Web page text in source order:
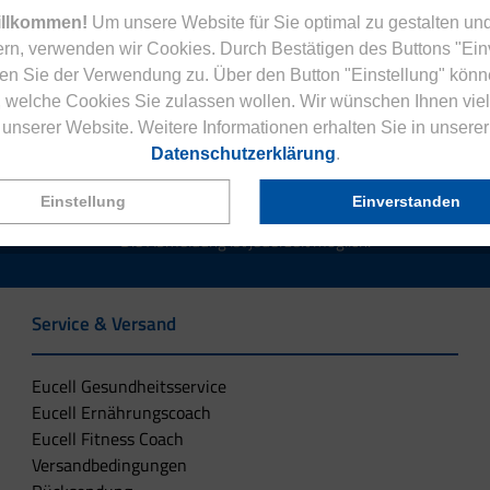
Um unsere Website für Sie optimal zu gestalten
verwenden wir Cookies. Durch Bestätigen des Buttons
Sie der Verwendung zu. Über den Button "Einstellung"
welche Cookies Sie zulassen wollen. Wir wünschen Ihnen
unserer Website. Weitere Informationen erhalten Sie in unserer
Datenschutzerklärung.
Einstellung Einverstanden
Jetzt zum Newsletter anmelden.
Eucell Gesundheitsmagazin und verpassen Sie keine
Die Abmeldung ist jederzeit möglich.
Service & Versand
Eucell Gesundheitsservice
Eucell Ernährungscoach
Eucell Fitness Coach
Versandbedingungen